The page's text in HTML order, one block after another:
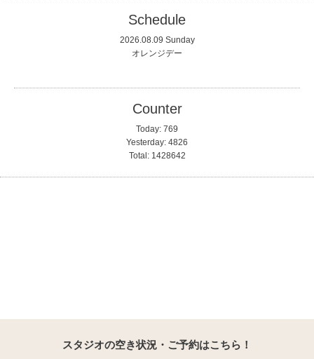
Schedule
2026.08.09 Sunday
オレンジデー
Counter
Today: 769
Yesterday: 4826
Total: 1428642
スタジオの空き状況・ご予約はこちら！